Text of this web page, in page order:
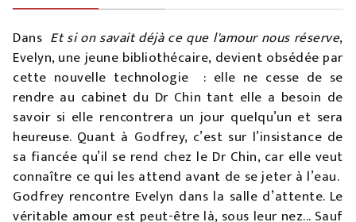
Dans Et si on savait déjà ce que l'amour nous réserve,
Evelyn, une jeune bibliothécaire, devient obsédée par
cette nouvelle technologie : elle ne cesse de se
rendre au cabinet du Dr Chin tant elle a besoin de
savoir si elle rencontrera un jour quelqu’un et sera
heureuse. Quant à Godfrey, c’est sur l’insistance de
sa fiancée qu’il se rend chez le Dr Chin, car elle veut
connaître ce qui les attend avant de se jeter à l’eau.
Godfrey rencontre Evelyn dans la salle d’attente. Le
véritable amour est peut-être là, sous leur nez... Sauf